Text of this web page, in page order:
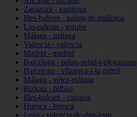
Zaragoza - zaragoza
Illes-balears - palma-de-mallorca
Las-palmas - teguise
Málaga - málaga
Valencia - valencia
Madrid - madrid
Barcelona - palau-solità-i-plegamans
Barcelona - vilanova-i-la-geltrú
Málaga - vélez-málaga
Bizkaia - bilbao
Illes-balears - campos
Huesca - huesca
León - valencia-de-don-juan